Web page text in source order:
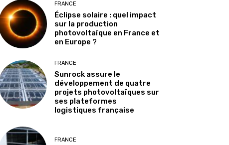
FRANCE
Éclipse solaire : quel impact
sur la production
photovoltaïque en France et
en Europe ?
FRANCE
Sunrock assure le
développement de quatre
projets photovoltaïques sur
ses plateformes
logistiques française
FRANCE